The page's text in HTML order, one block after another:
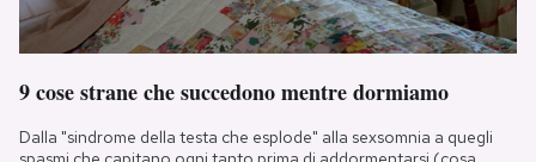
9 cose strane che succedono mentre dormiamo
Dalla "sindrome della testa che esplode" alla sexsomnia a quegli